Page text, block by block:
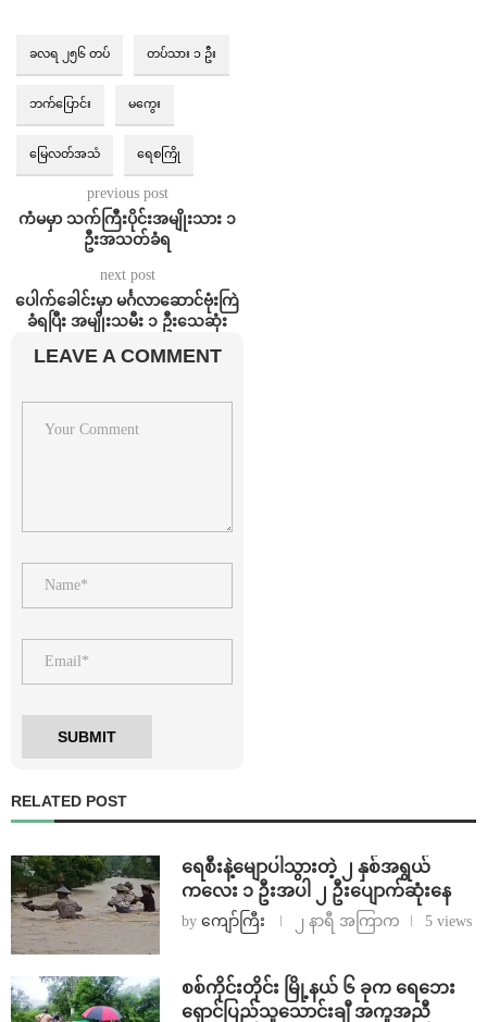
ခလရ ၂၅၆ တပ် တပ်သား ၁ ဦး
ဘက်ပြောင်း မကွေး
မြေလတ်အသံ ရေစကြို
previous post
ကံမမှာ သက်ကြီးပိုင်းအမျိုးသား ၁
ဦးအသတ်ခံရ
next post
ပေါက်ခေါင်းမှာ မင်္ဂလာဆောင်ဗုံးကြဲ
ခံရပြီး အမျိုးသမီး ၁ ဦးသေဆုံး
LEAVE A COMMENT
RELATED POST
ရေစီးနဲ့မျောပါသွားတဲ့ ၂ နှစ်အရွယ်
ကလေး ၁ ဦးအပါ ၂ ဦးပျောက်ဆုံးနေ
by ကျော်ကြီး ၂ နာရီ အကြာက 5 views
စစ်ကိုင်းတိုင်း မြို့နယ် ၆ ခုက ရေဘေး
ရှောင်ပြည်သူသောင်းချီ အကူအညီ